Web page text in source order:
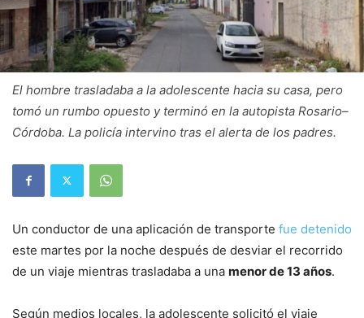
El hombre trasladaba a la adolescente hacia su casa, pero
tomó un rumbo opuesto y terminó en la autopista Rosario–
Córdoba. La policía intervino tras el alerta de los padres.
Un conductor de una aplicación de transporte fue detenido
este martes por la noche después de desviar el recorrido
de un viaje mientras trasladaba a una menor de 13 años.
Según medios locales, la adolescente solicitó el viaje